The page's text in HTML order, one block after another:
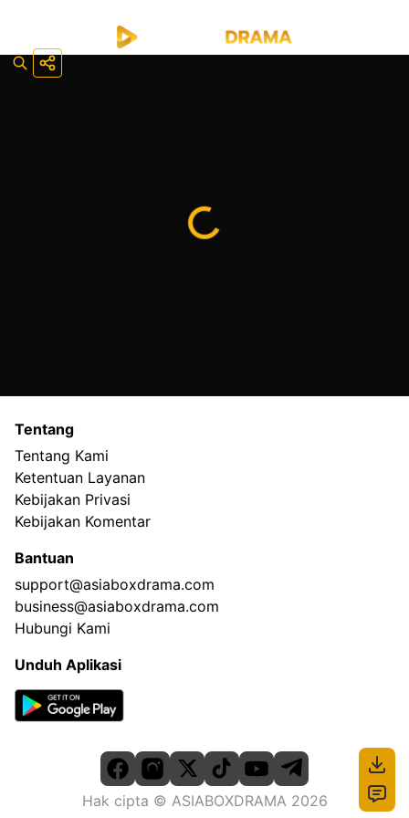
Tentang
Tentang Kami
Ketentuan Layanan
Kebijakan Privasi
Kebijakan Komentar
Bantuan
support@asiaboxdrama.com
business@asiaboxdrama.com
Hubungi Kami
Unduh Aplikasi
Hak cipta © ASIABOXDRAMA 2026